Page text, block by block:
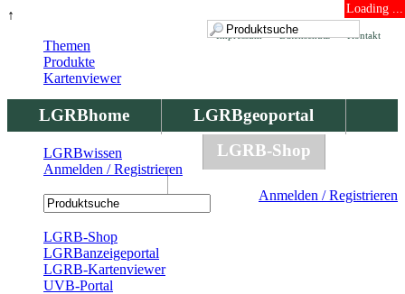
↑ Loading ...
Kontakt
Datenschutz
Impressum
LGRBhome
LGRBgeoportal
LGRBbohrungen
LGRB-Shop
Anmelden / Registrieren
Themen
Produkte
Kartenviewer
LGRBwissen
Anmelden / Registrieren
LGRB-Shop
LGRBanzeigeportal
LGRB-Kartenviewer
UVB-Portal